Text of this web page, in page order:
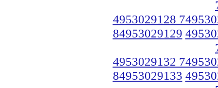
4953029128
84953029129
4953029132
84953029133